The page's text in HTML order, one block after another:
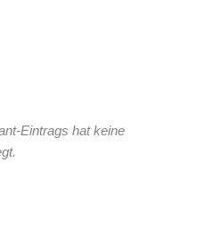
Eintrags hat keine